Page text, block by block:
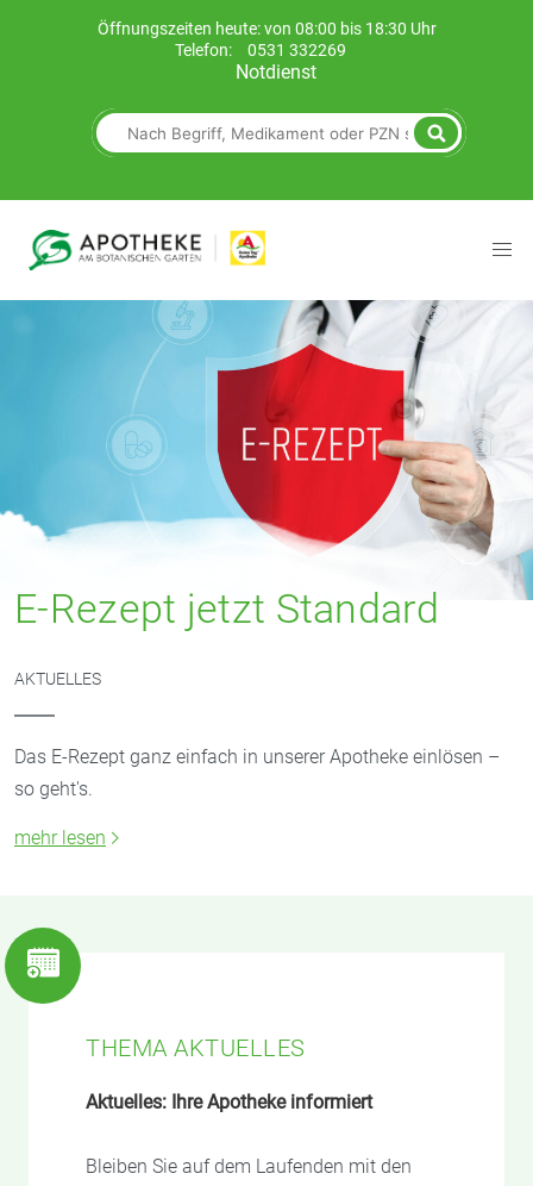
Öffnungszeiten heute: von 08:00 bis 18:30 Uhr
Telefon:
0531 332269
Notdienst
E-Rezept jetzt Standard
AKTUELLES
Das E-Rezept ganz einfach in unserer Apotheke einlösen –
so geht's.
mehr lesen
THEMA AKTUELLES
Aktuelles: Ihre Apotheke informiert
Bleiben Sie auf dem Laufenden mit den